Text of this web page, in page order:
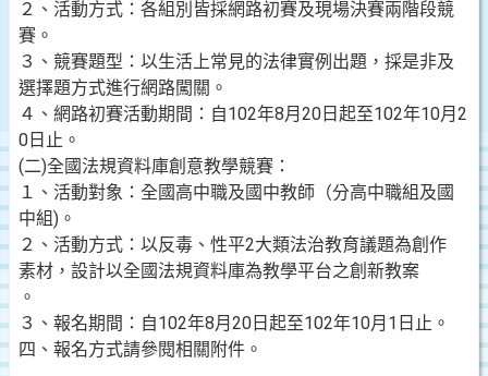
２、活動方式：各組別皆採網路初賽及現場決賽兩階段競
賽。
３、競賽題型：以生活上常見的法律實例出題，採是非及
選擇題方式進行網路闖關。
４、網路初賽活動期間：自102年8月20日起至102年10月2
0日止。
(二)全國法規資料庫創意教學競賽：
１、活動對象：全國高中職及國中教師（分高中職組及國
中組)。
２、活動方式：以反毒、性平2大類法治教育議題為創作
素材，設計以全國法規資料庫為教學平台之創新教案
。
３、報名期間：自102年8月20日起至102年10月1日止。
四、報名方式請參閱相關附件。